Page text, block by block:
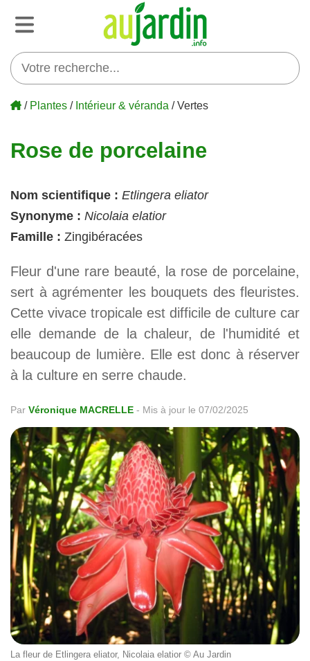
/ Plantes / Intérieur & véranda / Vertes
Rose de porcelaine
Nom scientifique : Etlingera eliator
Synonyme : Nicolaia elatior
Famille : Zingibéracées
Fleur d'une rare beauté, la rose de porcelaine,
sert à agrémenter les bouquets des fleuristes.
Cette vivace tropicale est difficile de culture car
elle demande de la chaleur, de l'humidité et
beaucoup de lumière. Elle est donc à réserver
à la culture en serre chaude.
Par Véronique MACRELLE - Mis à jour le 07/02/2025
La fleur de Etlingera eliator, Nicolaia elatior © Au Jardin